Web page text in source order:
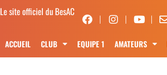
Le site officiel du BesAC
ACCUEIL CLUB EQUIPE 1 AMATEURS